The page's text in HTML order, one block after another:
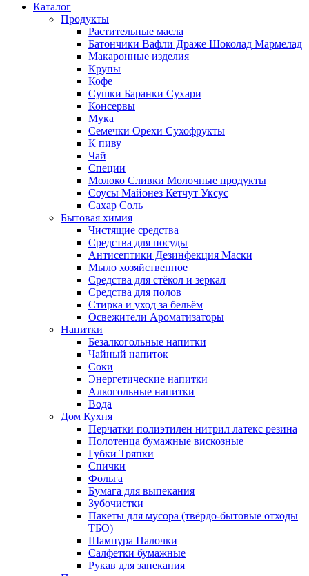
Каталог
Продукты
Растительные масла
Батончики Вафли Драже Шоколад Мармелад
Макаронные изделия
Крупы
Кофе
Сушки Баранки Сухари
Консервы
Мука
Семечки Орехи Сухофрукты
К пиву
Чай
Специи
Молоко Сливки Молочные продукты
Соусы Майонез Кетчут Уксус
Сахар Соль
Бытовая химия
Чистящие средства
Средства для посуды
Антисептики Дезинфекция Маски
Мыло хозяйственное
Средства для стёкол и зеркал
Средства для полов
Стирка и уход за бельём
Освежители Ароматизаторы
Напитки
Безалкогольные напитки
Чайный напиток
Соки
Энергетические напитки
Алкогольные напитки
Вода
Дом Кухня
Перчатки полиэтилен нитрил латекс резина
Полотенца бумажные вискозные
Губки Тряпки
Спички
Фольга
Бумага для выпекания
Зубочистки
Пакеты для мусора (твёрдо-бытовые отходы
ТБО)
Шампура Палочки
Салфетки бумажные
Рукав для запекания